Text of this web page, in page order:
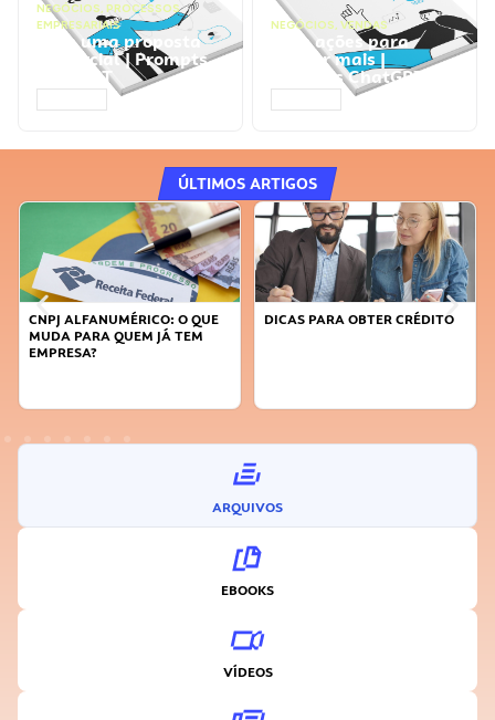
NEGÓCIOS, PROCESSOS
EMPRESARIAIS
Faça uma proposta
comercial | Prompts
ChatGPT
NEGÓCIOS, VENDAS
Faça ações para
vender mais |
Prompts ChatGPT
ÚLTIMOS ARTIGOS
CNPJ ALFANUMÉRICO: O QUE
MUDA PARA QUEM JÁ TEM
EMPRESA?
DICAS PARA OBTER CRÉDITO
ARQUIVOS
EBOOKS
VÍDEOS